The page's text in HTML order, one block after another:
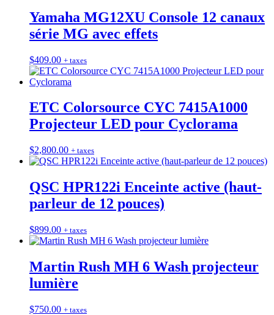
Yamaha MG12XU Console 12 canaux
série MG avec effets
$409.00 + taxes
ETC Colorsource CYC 7415A1000
Projecteur LED pour Cyclorama
$2,800.00 + taxes
QSC HPR122i Enceinte active (haut-
parleur de 12 pouces)
$899.00 + taxes
Martin Rush MH 6 Wash projecteur
lumière
$750.00 + taxes